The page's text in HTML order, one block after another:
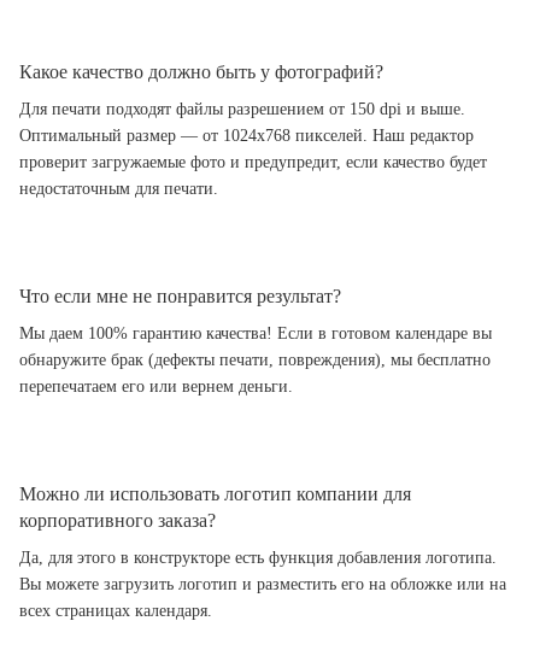
Какое качество должно быть у фотографий?
Для печати подходят файлы разрешением от 150 dpi и выше.
Оптимальный размер — от 1024x768 пикселей. Наш редактор
проверит загружаемые фото и предупредит, если качество будет
недостаточным для печати.
Что если мне не понравится результат?
Мы даем 100% гарантию качества! Если в готовом календаре вы
обнаружите брак (дефекты печати, повреждения), мы бесплатно
перепечатаем его или вернем деньги.
Можно ли использовать логотип компании для
корпоративного заказа?
Да, для этого в конструкторе есть функция добавления логотипа.
Вы можете загрузить логотип и разместить его на обложке или на
всех страницах календаря.